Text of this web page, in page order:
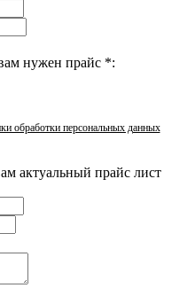
нужен прайс *:
обработки персональных данных
актуальный прайс лист